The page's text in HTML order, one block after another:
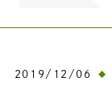
2019/12/06